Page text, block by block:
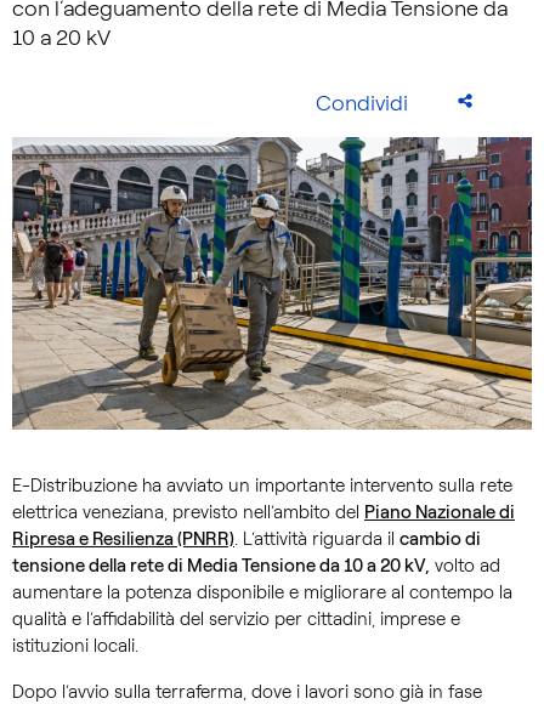
con l’adeguamento della rete di Media Tensione da
10 a 20 kV
Condividi
E-Distribuzione ha avviato un importante intervento sulla rete
elettrica veneziana, previsto nell’ambito del Piano Nazionale di
Ripresa e Resilienza (PNRR). L’attività riguarda il cambio di
tensione della rete di Media Tensione da 10 a 20 kV, volto ad
aumentare la potenza disponibile e migliorare al contempo la
qualità e l’affidabilità del servizio per cittadini, imprese e
istituzioni locali.
Dopo l’avvio sulla terraferma, dove i lavori sono già in fase